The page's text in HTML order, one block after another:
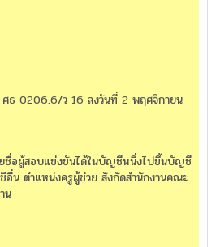
ศธ 0206.6/ว 16 ลงวันที่ 2 พฤศจิกายน
ยชื่อผู้สอบแข่งขันได้ในบัญชีหนึ่งไปขึ้นบัญชี
น ตำแหน่งครูผู้ช่วย สังกัดสำนักงานคณะ
น